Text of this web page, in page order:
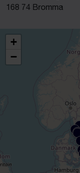
168 74 Bromma
+
−